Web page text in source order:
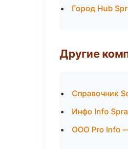
Город Hub
Другие
Справочник
Инфо Info
ООО Pro Info